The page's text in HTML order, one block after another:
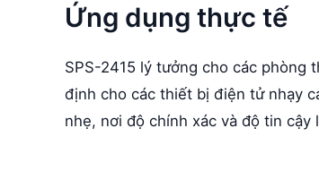
Ứng dụng thực tế
SPS-2415 lý tưởng cho các phòng
định cho các thiết bị điện tử nhạy
nhẹ, nơi độ chính xác và độ tin cậy